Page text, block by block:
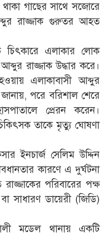
থাকা গাছের সাথে সজোরে
রাজ্জাক গুরুতর আহত
এলাকার লোক
রাজ্জাক উদ্ধার করে।
এলাকাবাসী আব্দুর
পরে বরিশাল শেরে
প্রেরন করেন।
তাকে মৃত্যু ঘোষণা
ইনচার্জ সেলিম উদ্দিন
কারণে এ দুর্ঘটনা
পরিবারের পক্ষ
সাধারণ ডায়েরী (জিডি)
মডেল থানায় একটি